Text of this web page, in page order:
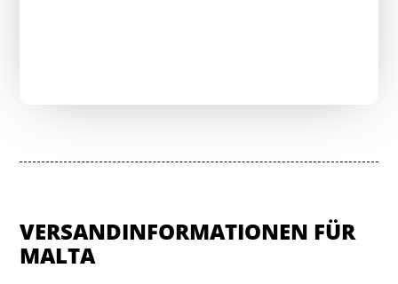
VERSANDINFORMATIONEN FÜR
MALTA